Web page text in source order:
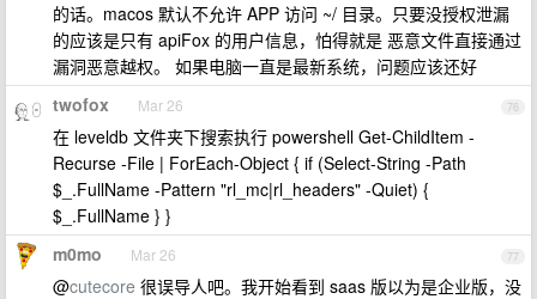
的话。macos 默认不允许 APP 访问 ~/ 目录。只要没授权泄漏
的应该是只有 apiFox 的用户信息，怕得就是 恶意文件直接通过
漏洞恶意越权。 如果电脑一直是最新系统，问题应该还好
76
twofox Mar 26
在 leveldb 文件夹下搜索执行 powershell Get-ChildItem -
Recurse -File | ForEach-Object { if (Select-String -Path
$_.FullName -Pattern "rl_mc|rl_headers" -Quiet) {
$_.FullName } }
77
m0mo Mar 26
@cutecore 很误导人吧。我开始看到 saas 版以为是企业版，没